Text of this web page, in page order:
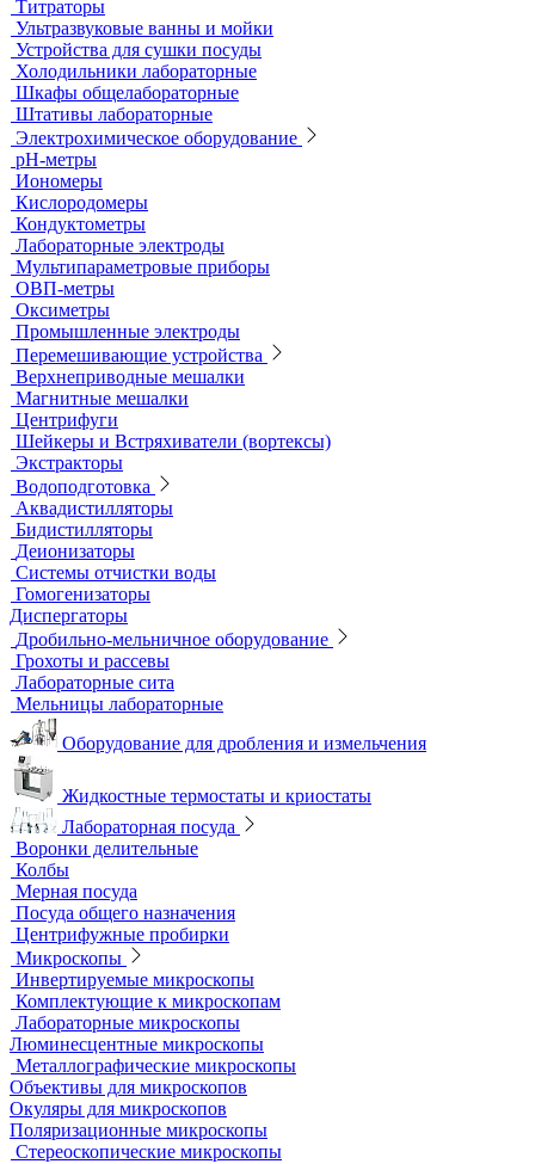
Секундомеры и таймеры лабораторные
Термометры лабораторные
Титраторы
Ультразвуковые ванны и мойки
Устройства для сушки посуды
Холодильники лабораторные
Шкафы общелабораторные
Штативы лабораторные
Электрохимическое оборудование
pH-метры
Иономеры
Кислородомеры
Кондуктометры
Лабораторные электроды
Мультипараметровые приборы
ОВП-метры
Оксиметры
Промышленные электроды
Перемешивающие устройства
Верхнеприводные мешалки
Магнитные мешалки
Центрифуги
Шейкеры и Встряхиватели (вортексы)
Экстракторы
Водоподготовка
Аквадистилляторы
Бидистилляторы
Деионизаторы
Системы отчистки воды
Гомогенизаторы
Диспергаторы
Дробильно-мельничное оборудование
Грохоты и рассевы
Лабораторные сита
Мельницы лабораторные
Оборудование для дробления и измельчения
Жидкостные термостаты и криостаты
Лабораторная посуда
Воронки делительные
Колбы